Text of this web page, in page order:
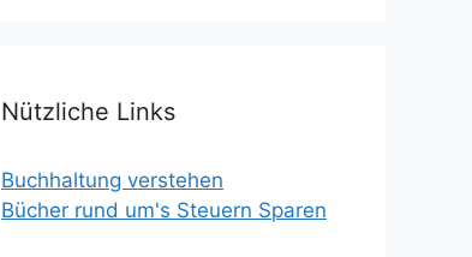
Nützliche Links
Buchhaltung verstehen
Bücher rund um's Steuern Sparen